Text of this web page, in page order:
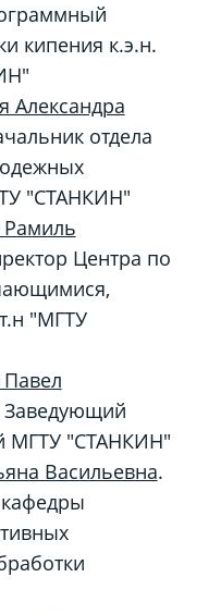
кипения к.э.н.
Александра
отдела
"СТАНКИН"
Центра по
"МГТУ
Заведующий
МГТУ "СТАНКИН"
Васильевна.
кафедры